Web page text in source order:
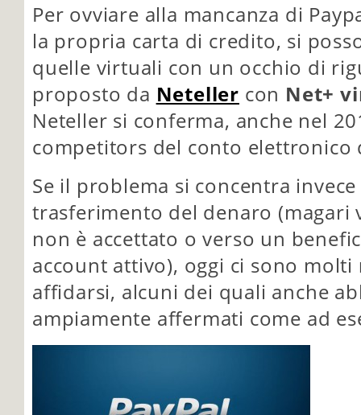
Per ovviare alla mancanza di
la propria carta di credito, si
quelle virtuali con un occhio di
proposto da Neteller con Net+
Neteller si conferma, anche nel
competitors del conto elettronico
Se il problema si concentra
trasferimento del denaro (magari
non è accettato o verso un
account attivo), oggi ci sono molti
affidarsi, alcuni dei quali anche
ampiamente affermati come ad